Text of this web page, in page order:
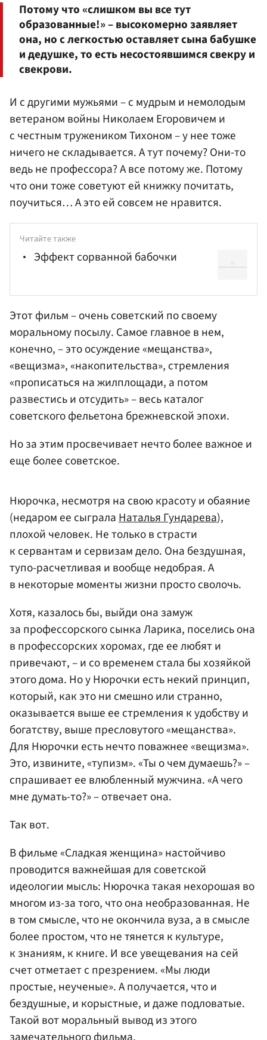
Потому что «слишком вы все тут
образованные!» – высокомерно заявляет
она, но с легкостью оставляет сына бабушке
и дедушке, то есть несостоявшимся свекру и
свекрови.
И с другими мужьями – с мудрым и немолодым
ветераном войны Николаем Егоровичем и
с честным тружеником Тихоном – у нее тоже
ничего не складывается. А тут почему? Они-то
ведь не профессора? А все потому же. Потому
что они тоже советуют ей книжку почитать,
поучиться… А это ей совсем не нравится.
Читайте также
Эффект сорванной бабочки
Этот фильм – очень советский по своему
моральному посылу. Самое главное в нем,
конечно, – это осуждение «мещанства»,
«вещизма», «накопительства», стремления
«прописаться на жилплощади, а потом
развестись и отсудить» – весь каталог
советского фельетона брежневской эпохи.
Но за этим просвечивает нечто более важное и
еще более советское.
Нюрочка, несмотря на свою красоту и обаяние
(недаром ее сыграла Наталья Гундарева),
плохой человек. Не только в страсти
к сервантам и сервизам дело. Она бездушная,
тупо-расчетливая и вообще недобрая. А
в некоторые моменты жизни просто сволочь.
Хотя, казалось бы, выйди она замуж
за профессорского сынка Ларика, поселись она
в профессорских хоромах, где ее любят и
привечают, – и со временем стала бы хозяйкой
этого дома. Но у Нюрочки есть некий принцип,
который, как это ни смешно или странно,
оказывается выше ее стремления к удобству и
богатству, выше пресловутого «мещанства».
Для Нюрочки есть нечто поважнее «вещизма».
Это, извините, «тупизм». «Ты о чем думаешь?» –
спрашивает ее влюбленный мужчина. «А чего
мне думать-то?» – отвечает она.
Так вот.
В фильме «Сладкая женщина» настойчиво
проводится важнейшая для советской
идеологии мысль: Нюрочка такая нехорошая во
многом из-за того, что она необразованная. Не
в том смысле, что не окончила вуза, а в смысле
более простом, что не тянется к культуре,
к знаниям, к книге. И все увещевания на сей
счет отметает с презрением. «Мы люди
простые, неученые». А получается, что и
бездушные, и корыстные, и даже подловатые.
Такой вот моральный вывод из этого